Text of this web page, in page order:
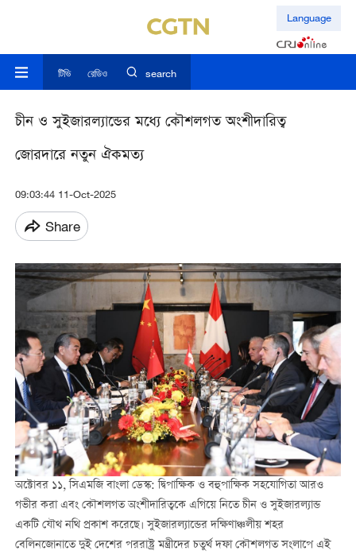
Language
টিভি রেডিও search
চীন ও সুইজারল্যান্ডের মধ্যে কৌশলগত অংশীদারিত্ব
জোরদারে নতুন ঐকমত্য
09:03:44 11-Oct-2025
Share
অক্টোবর ১১, সিএমজি বাংলা ডেস্ক: দ্বিপাক্ষিক ও বহুপাক্ষিক সহযোগিতা আরও
গভীর করা এবং কৌশলগত অংশীদারিত্বকে এগিয়ে নিতে চীন ও সুইজারল্যান্ড
একটি যৌথ নথি প্রকাশ করেছে। সুইজারল্যান্ডের দক্ষিণাঞ্চলীয় শহর
বেলিনজোনাতে দুই দেশের পররাষ্ট্র মন্ত্রীদের চতুর্থ দফা কৌশলগত সংলাপে এই